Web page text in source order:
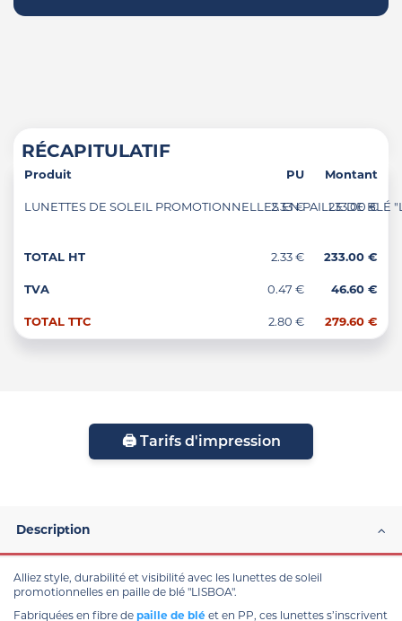
RÉCAPITULATIF
Produit PU Montant
LUNETTES DE SOLEIL PROMOTIONNELLES EN PAILLE DE BLÉ
2.33 € 233.00 €
TOTAL HT 2.33 € 233.00 €
TVA 0.47 € 46.60 €
TOTAL TTC 2.80 € 279.60 €
🖨️ Tarifs d'impression
Description
Alliez style, durabilité et visibilité avec les lunettes de soleil
promotionnelles en paille de blé "LISBOA".
Fabriquées en fibre de paille de blé et en PP, ces lunettes s’inscrivent